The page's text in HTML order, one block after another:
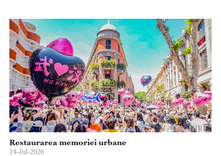
Restaurarea memoriei urbane
14-Jul-2026